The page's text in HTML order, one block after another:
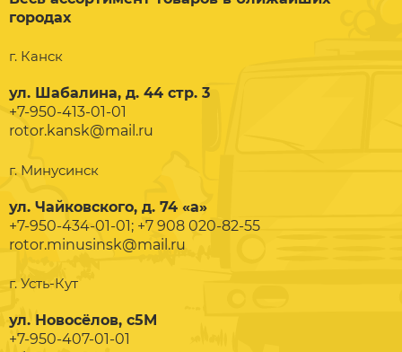
городах
г. Канск
ул. Шабалина, д. 44 стр. 3
+7-950-413-01-01
rotor.kansk@mail.ru
г. Минусинск
ул. Чайковского, д. 74 «а»
+7-950-434-01-01; +7 908 020-82-55
rotor.minusinsk@mail.ru
г. Усть-Кут
ул. Новосёлов, с5М
+7-950-407-01-01